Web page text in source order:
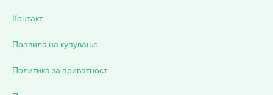
Контакт
Правила на купување
Политика за приватност